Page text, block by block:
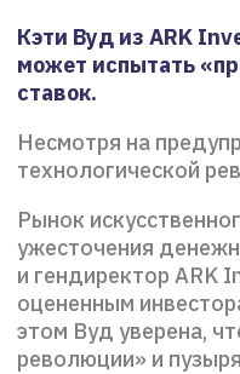
Кэти Вуд из ARK
может испытать
ставок.
Несмотря на
технологической
Рынок
ужесточения
и гендиректор ARK
оцененным
этом Вуд уверена,
революции» и